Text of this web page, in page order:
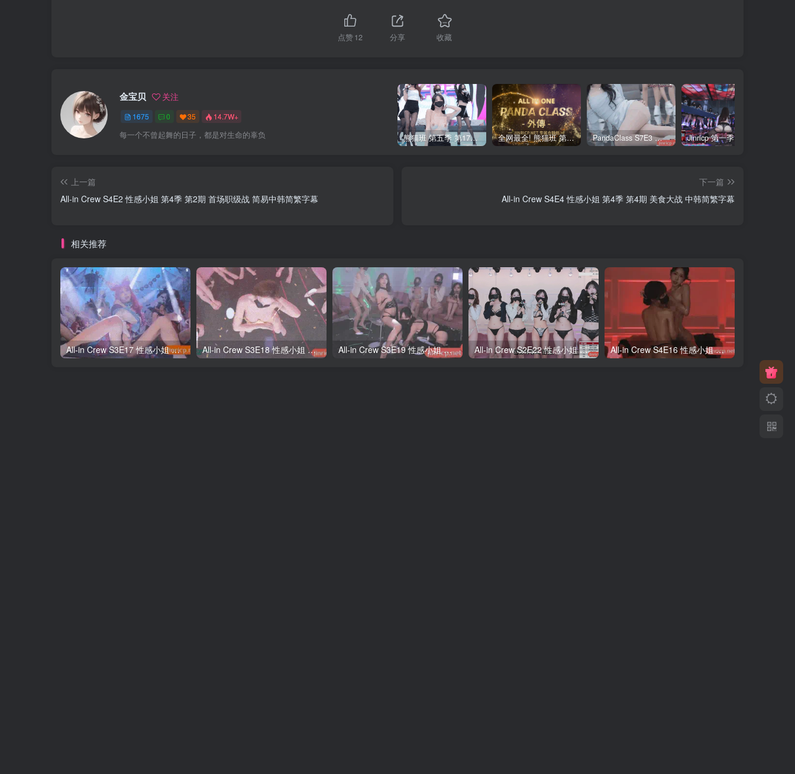
点赞12 分享 收藏
金宝贝 关注
1675 0 35 14.7W+
每一个不曾起舞的日子，都是对生命的辜负 熊猫班 第五季 第17期 最终职级赛&完结 全网最全! 熊猫班 第6季 外传 SpinOff 全集 All in one 合集版 中英韩简繁字幕外挂版 PandaClass S7E3 熊猫班 第7季 第3期 二十一点日 中英韩简繁字幕
上一篇
All-in Crew S4E2 性感小姐 第4季 第2期 首场职级战 简易中韩简繁字幕
下一篇
All-in Crew S4E4 性感小姐 第4季 第4期 美食大战 中韩简繁字幕
相关推荐
All-in Crew S3E17 性感小姐 第3季 第17期 终极Cosplay大对决 中韩简繁字幕 All-in Crew S3E18 性感小姐 第3季 第18期 多巴胺日 中韩简繁字幕 All-in Crew S3E19 性感小姐 第3季 第19期 完结撒花 中韩简繁字幕 All-in Crew S2E22 性感小姐 第2季 第22期 最终职级战 简繁中文字幕 All-in Crew S4E16 性感小姐 第4季 第16期 心动涂鸦日 中韩简繁字幕